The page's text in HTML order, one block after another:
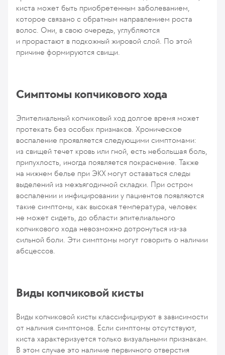
киста может быть приобретенным заболеванием,
которое связано с обратным направлением роста
волос. Они, в свою очередь, углубляются
и прорастают в подкожный жировой слой. По этой
причине формируются свищи.
Симптомы копчикового хода
Эпителиальный копчиковый ход долгое время может
протекать без особых признаков. Хроническое
воспаление проявляется следующими симптомами:
из свищей течет кровь или гной, есть небольшая боль,
припухлость, иногда появляется покраснение. Также
на нижнем белье при ЭКХ могут оставаться следы
выделений из межъягодичной складки. При остром
воспалении и инфицировании у пациентов появляются
такие симптомы, как высокая температура, человек
не может сидеть, до области эпителиального
копчикового хода невозможно дотронуться из-за
сильной боли. Эти симптомы могут говорить о наличии
абсцессов.
Виды копчиковой кисты
Виды копчиковой кисты классифицируют в зависимости
от наличия симптомов. Если симптомы отсутствуют,
киста характеризуется только визуальными признакам.
В этом случае это наличие первичного отверстия